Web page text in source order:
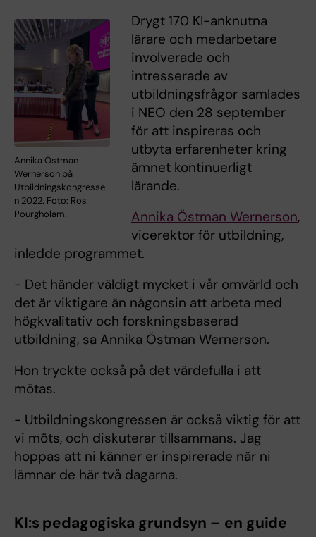
Annika Östman
Wernerson på
Utbildningskongresse
n 2022. Foto: Ros
Pourgholam.
Drygt 170 KI-anknutna
lärare och medarbetare
involverade och
intresserade av
utbildningsfrågor samlades
i NEO den 28 september
för att inspireras och
utbyta erfarenheter kring
ämnet kontinuerligt
lärande.
Annika Östman Wernerson,
vicerektor för utbildning,
inledde programmet.
- Det händer väldigt mycket i vår omvärld och
det är viktigare än någonsin att arbeta med
högkvalitativ och forskningsbaserad
utbildning, sa Annika Östman Wernerson.
Hon tryckte också på det värdefulla i att
mötas.
- Utbildningskongressen är också viktig för att
vi möts, och diskuterar tillsammans. Jag
hoppas att ni känner er inspirerade när ni
lämnar de här två dagarna.
KI:s pedagogiska grundsyn – en guide